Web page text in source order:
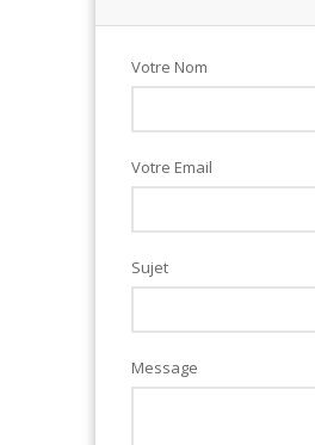
Votre Nom
Votre Email
Sujet
Message